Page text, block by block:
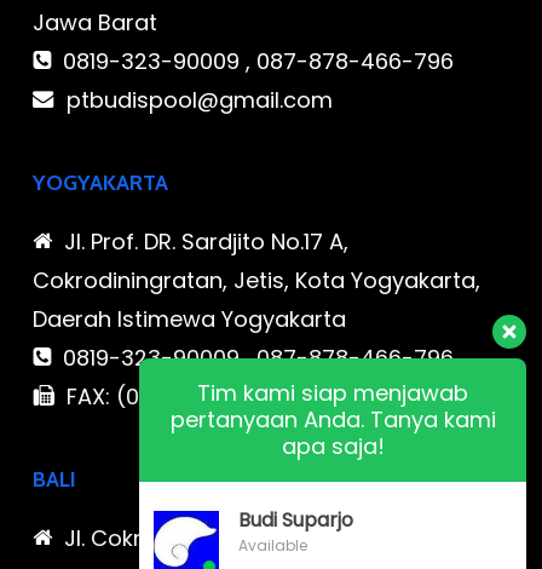
Jawa Barat
0819-323-90009 , 087-878-466-796
ptbudispool@gmail.com
YOGYAKARTA
Jl. Prof. DR. Sardjito No.17 A,
Cokrodiningratan, Jetis, Kota Yogyakarta,
Daerah Istimewa Yogyakarta
0819-323-90009 , 087-878-466-796
FAX: (021) 780 7511
BALI
Jl. Cokroaminoto No. 17 Denpasar 80116
Tim kami siap menjawab
pertanyaan Anda. Tanya kami
apa saja!
Budi Suparjo
Available